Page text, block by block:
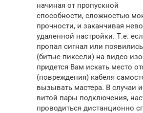
начиная от пропускной
способности, сложностью
прочности, и заканчивая
удаленной настройки. Т.е.
пропал сигнал или
(битые пиксели) на видео
придется Вам искать место
(повреждения) кабеля
вызывать мастера. В случаи
витой пары подключения,
проводиться дистанционно